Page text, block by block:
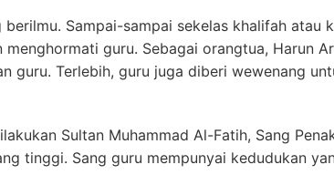
Sampai-sampai sekelas khalifah atau
guru. Sebagai orangtua, Harun
Terlebih, guru juga diberi wewenang
Sultan Muhammad Al-Fatih, Sang
tinggi. Sang guru mempunyai kedudukan